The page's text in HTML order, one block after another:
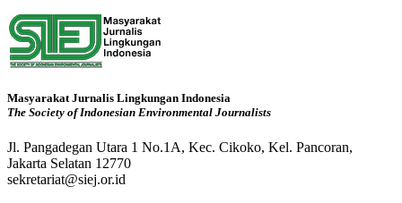
Masyarakat Jurnalis Lingkungan Indonesia
The Society of Indonesian Environmental Journalists
Jl. Pangadegan Utara 1 No.1A, Kec. Cikoko, Kel. Pancoran,
Jakarta Selatan 12770
sekretariat@siej.or.id